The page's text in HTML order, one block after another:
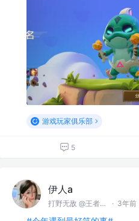
游戏玩家俱乐部
5
伊人a
打野无敌 @王者峡谷 · 3年前